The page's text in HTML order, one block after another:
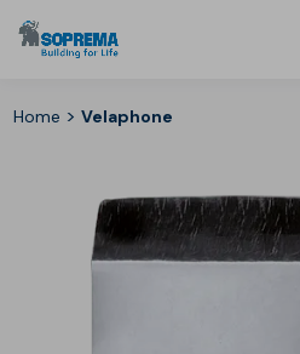
Home >Velaphone